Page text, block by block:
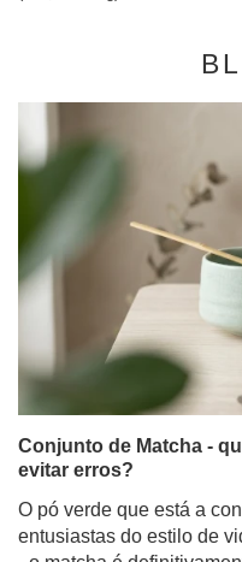
Conjunto de Matcha -
evitar erros?
O pó verde que está a
entusiastas do estilo de